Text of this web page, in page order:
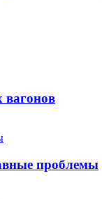
вагонов
проблемы